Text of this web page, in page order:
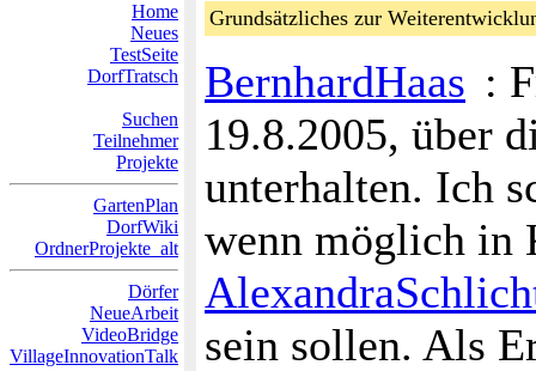
Home
Neues
TestSeite
DorfTratsch
Suchen
Teilnehmer
Projekte
GartenPlan
DorfWiki
OrdnerProjekte_alt
Dörfer
NeueArbeit
VideoBridge
VillageInnovationTalk
Grundsätzliches zur
BernhardHaas :
19.8.2005, über
unterhalten. Ich
wenn möglich in
sein sollen. Als